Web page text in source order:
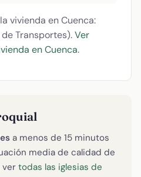
vivienda en Cuenca:
Transportes).Ver
en Cuenca.
a menos de 15 minutos
media de calidad de
ver todas las iglesias de